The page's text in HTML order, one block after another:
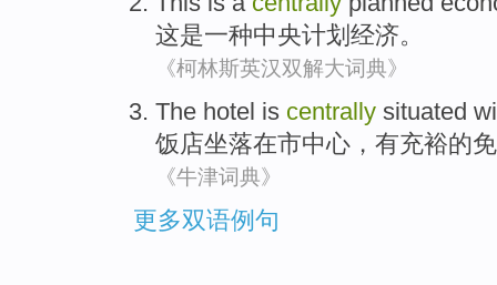
这是一种中央计划 经济。
《柯林斯英汉双解大词典》
The hotel is centrally situated
饭店坐落在市中心， 有充裕的
《牛津词典》
更多双语例句